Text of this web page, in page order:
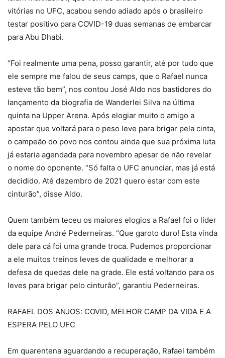
vitórias no UFC, acabou sendo adiado após o brasileiro
testar positivo para COVID-19 duas semanas de embarcar
para Abu Dhabi.
“Foi realmente uma pena, posso garantir, até por tudo que
ele sempre me falou de seus camps, que o Rafael nunca
esteve tão bem”, nos contou José Aldo nos bastidores do
lançamento da biografia de Wanderlei Silva na última
quinta na Upper Arena. Após elogiar muito o amigo a
apostar que voltará para o peso leve para brigar pela cinta,
o campeão do povo nos contou ainda que sua próxima luta
já estaria agendada para novembro apesar de não revelar
o nome do oponente. “Só falta o UFC anunciar, mas já está
decidido. Até dezembro de 2021 quero estar com este
cinturão”, disse Aldo.
Quem também teceu os maiores elogios a Rafael foi o líder
da equipe André Pederneiras. “Que garoto duro! Esta vinda
dele para cá foi uma grande troca. Pudemos proporcionar
a ele muitos treinos leves de qualidade e melhorar a
defesa de quedas dele na grade. Ele está voltando para os
leves para brigar pelo cinturão”, garantiu Pederneiras.
RAFAEL DOS ANJOS: COVID, MELHOR CAMP DA VIDA E A
ESPERA PELO UFC
Em quarentena aguardando a recuperação, Rafael também